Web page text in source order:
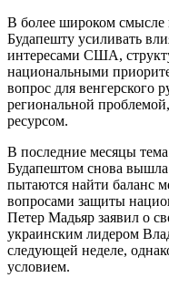
В более широком смысле
Будапешту усиливать
интересами США,
национальными
вопрос для венгерского
региональной
ресурсом.
В последние месяцы
Будапештом снова
пытаются найти баланс
вопросами защиты
Петер Мадьяр заявил о
украинским лидером
следующей неделе,
условием.